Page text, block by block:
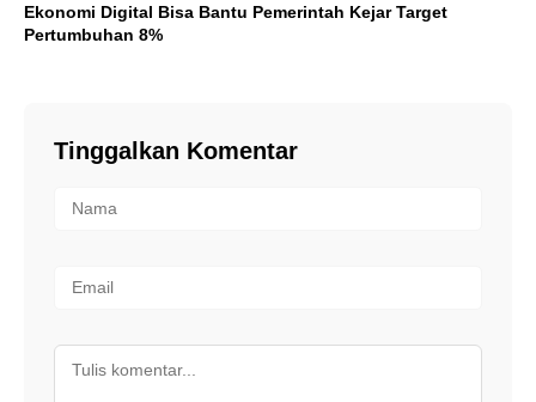
Ekonomi Digital Bisa Bantu Pemerintah Kejar Target
Pertumbuhan 8%
Tinggalkan Komentar